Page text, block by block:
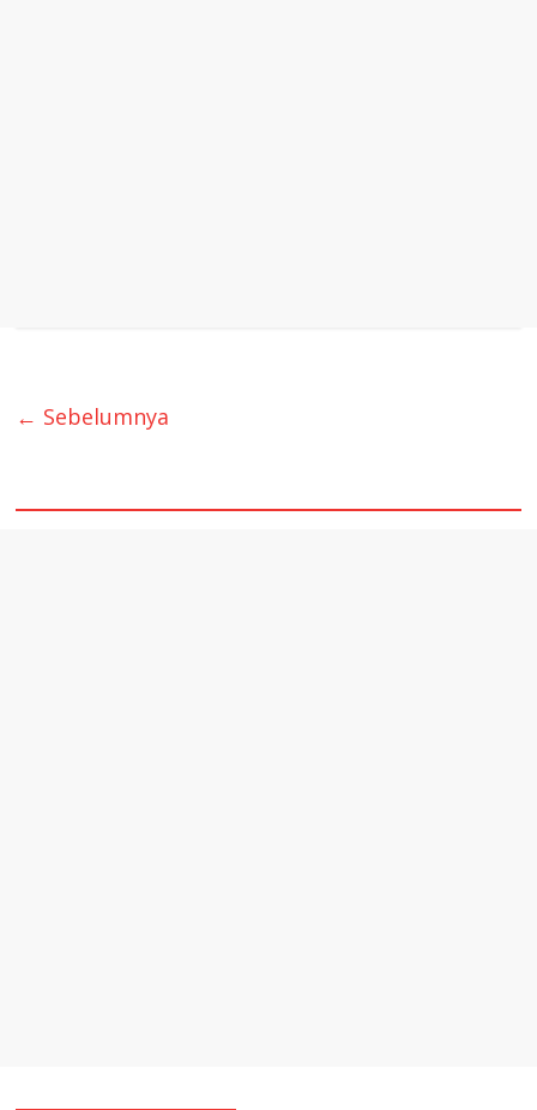
← Sebelumnya